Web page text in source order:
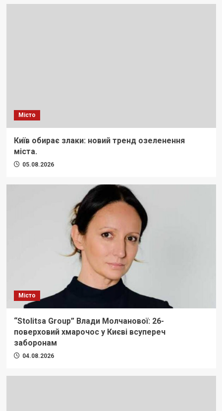
Місто
Київ обирає злаки: новий тренд озеленення
міста.
05.08.2026
Місто
“Stolitsa Group” Влади Молчанової: 26-
поверховий хмарочос у Києві всупереч
заборонам
04.08.2026